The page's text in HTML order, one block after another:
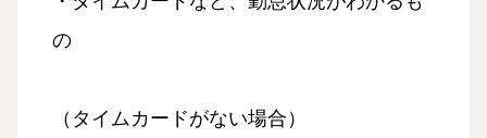
の
（タイムカードがない場合）